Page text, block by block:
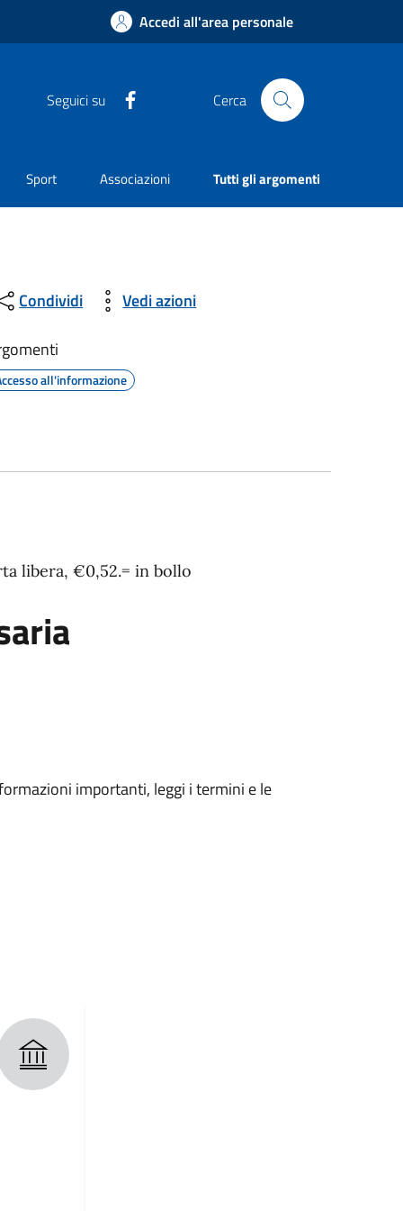
Accedi all'area personale
Seguici su Cerca
Sport Associazioni Tutti gli argomenti
Condividi
Vedi azioni
all'informazione
libera, €0,52.= in bollo
importanti, leggi i termini e le